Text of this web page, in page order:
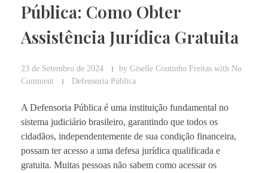
Pública: Como Obter
Assistência Jurídica Gratuita
23 de Setembro de 2024 by Giselle Coutinho Freitas with No
Comment
Defensoria Pública
A Defensoria Pública é uma instituição fundamental no
sistema judiciário brasileiro, garantindo que todos os
cidadãos, independentemente de sua condição financeira,
possam ter acesso a uma defesa jurídica qualificada e
gratuita. Muitas pessoas não sabem como acessar os